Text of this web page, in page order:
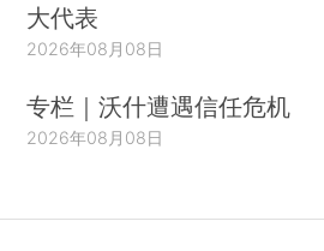
大代表
2026年08月08日
专栏｜沃什遭遇信任危机
2026年08月08日